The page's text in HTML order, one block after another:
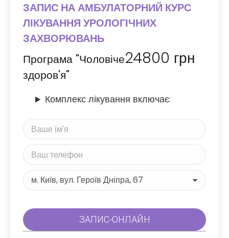
ЗАПИС НА АМБУЛАТОРНИЙ КУРС
ЛІКУВАННЯ УРОЛОГІЧНИХ
ЗАХВОРЮВАНЬ
Програма "Чоловіче
здоров'я"
24800 грн
Комплекс лікування включає: